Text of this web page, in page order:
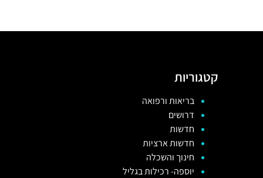
קטגוריות
בריאות ורפואה
דרושים
חדשות
חדשות ארציות
חינוך והשכלה
יוספה- רכילות בגליל